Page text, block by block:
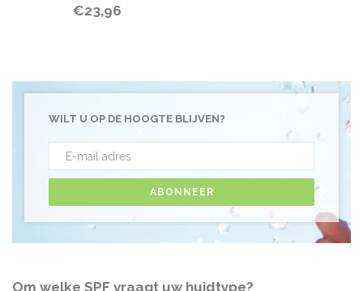
€23,96
WILT U OP DE HOOGTE BLIJVEN?
ABONNEER
Om welke SPF vraagt uw huidtype?